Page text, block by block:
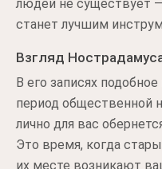
людей не существует
станет лучшим
Взгляд
В его записях
период общественной
лично для вас
Это время, когда
их месте возникают